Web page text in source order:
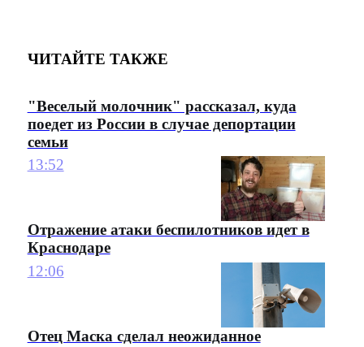
ЧИТАЙТЕ ТАКЖЕ
"Веселый молочник" рассказал, куда
поедет из России в случае депортации
семьи
13:52
Отражение атаки беспилотников идет в
Краснодаре
12:06
Отец Маска сделал неожиданное